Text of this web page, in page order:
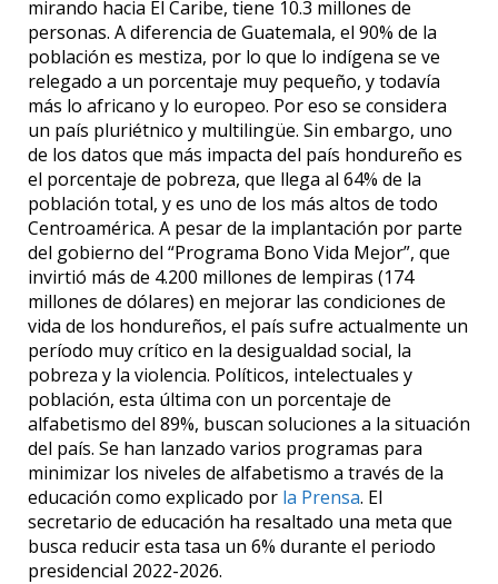
mirando hacia El Caribe, tiene 10.3 millones de
personas. A diferencia de Guatemala, el 90% de la
población es mestiza, por lo que lo indígena se ve
relegado a un porcentaje muy pequeño, y todavía
más lo africano y lo europeo. Por eso se considera
un país pluriétnico y multilingüe. Sin embargo, uno
de los datos que más impacta del país hondureño es
el porcentaje de pobreza, que llega al 64% de la
población total, y es uno de los más altos de todo
Centroamérica. A pesar de la implantación por parte
del gobierno del “Programa Bono Vida Mejor”, que
invirtió más de 4.200 millones de lempiras (174
millones de dólares) en mejorar las condiciones de
vida de los hondureños, el país sufre actualmente un
período muy crítico en la desigualdad social, la
pobreza y la violencia. Políticos, intelectuales y
población, esta última con un porcentaje de
alfabetismo del 89%, buscan soluciones a la situación
del país. Se han lanzado varios programas para
minimizar los niveles de alfabetismo a través de la
educación como explicado por la Prensa. El
secretario de educación ha resaltado una meta que
busca reducir esta tasa un 6% durante el periodo
presidencial 2022-2026.